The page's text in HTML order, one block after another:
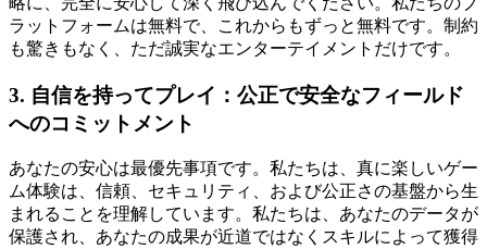
ラットフォームは無料で、これからもずっと無料です。制約
も驚きもなく、ただ誠実なエンターテイメントだけです。
3. 自信を持ってプレイ：公正で安全なフィールド
へのコミットメント
あなたの安心は最優先事項です。私たちは、真に楽しいゲー
ム体験は、信頼、セキュリティ、および公正さの基盤から生
まれることを理解しています。私たちは、あなたのデータが
保護され、あなたの成果が近道ではなくスキルによって獲得